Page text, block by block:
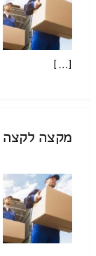
[…]
מקצה לקצה